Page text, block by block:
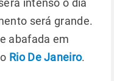
intenso o dia
será grande.
abafada em
Rio De Janeiro.